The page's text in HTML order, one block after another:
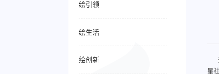
绘引领
绘生活
绘创新
星